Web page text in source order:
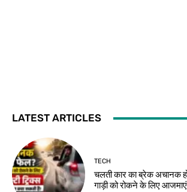
LATEST ARTICLES
TECH
चलती कार का ब्रेक अचानक
गाड़ी को रोकने के लिए